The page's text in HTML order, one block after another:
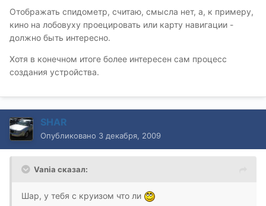
Отображать спидометр, считаю, смысла нет, а, к примеру,
кино на лобовуху проецировать или карту навигации -
должно быть интересно.
Хотя в конечном итоге более интересен сам процесс
создания устройства.
SHAR
Опубликовано 3 декабря, 2009
Vania сказал:
Шар, у тебя с круизом что ли